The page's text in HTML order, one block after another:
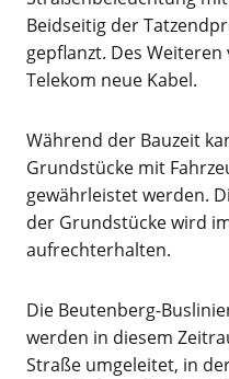
Beidseitig der
gepflanzt. Des
Telekom neue Kabel.
Während der Bauzeit
Grundstücke mit
gewährleistet werden.
der Grundstücke wird
aufrechterhalten.
Die Beutenberg-
werden in diesem
Straße umgeleitet, in